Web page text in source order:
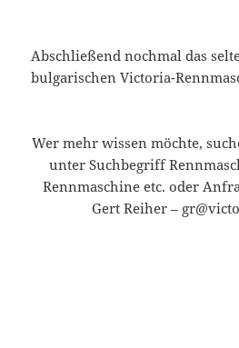
Abschließend nochmal das
bulgarischen Victoria-
Wer mehr wissen möchte,
unter Suchbegriff
Rennmaschine etc. oder
Gert Reiher –